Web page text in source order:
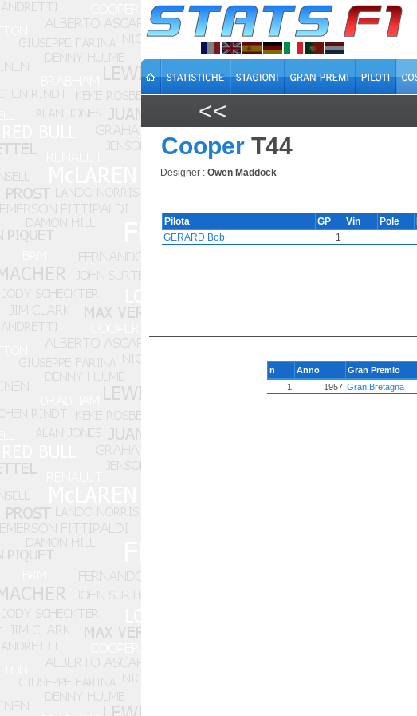
<<
Cooper T44
Designer : Owen Maddock
Pilota GP Vin Pole
GERARD Bob
1
n Anno Gran Premio
1
1957 Gran Bretagna